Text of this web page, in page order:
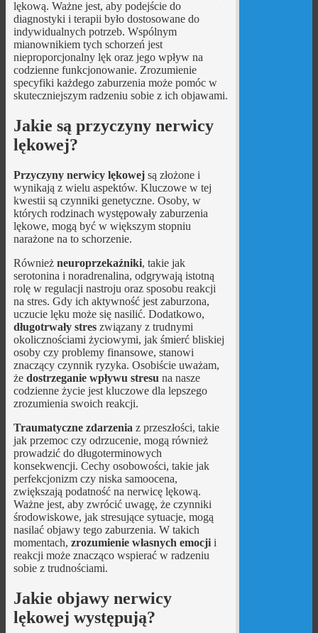
lękową. Ważne jest, aby podejście do
diagnostyki i terapii było dostosowane do
indywidualnych potrzeb. Wspólnym
mianownikiem tych schorzeń jest
nieproporcjonalny lęk oraz jego wpływ na
codzienne funkcjonowanie. Zrozumienie
specyfiki każdego zaburzenia może pomóc w
skuteczniejszym radzeniu sobie z ich objawami.
Jakie są przyczyny nerwicy
lękowej?
Przyczyny nerwicy lękowejsą złożone i
wynikają z wielu aspektów. Kluczowe w tej
kwestii są czynniki genetyczne. Osoby, w
których rodzinach występowały zaburzenia
lękowe, mogą być w większym stopniu
narażone na to schorzenie.
Również neuroprzekaźniki, takie jak
serotonina i noradrenalina, odgrywają istotną
rolę w regulacji nastroju oraz sposobu reakcji
na stres. Gdy ich aktywność jest zaburzona,
uczucie lęku może się nasilić. Dodatkowo,
długotrwały streszwiązany z trudnymi
okolicznościami życiowymi, jak śmierć bliskiej
osoby czy problemy finansowe, stanowi
znaczący czynnik ryzyka. Osobiście uważam,
że dostrzeganie wpływu stresu na nasze
codzienne życie jest kluczowe dla lepszego
zrozumienia swoich reakcji.
Traumatyczne zdarzenia z przeszłości, takie
jak przemoc czy odrzucenie, mogą również
prowadzić do długoterminowych
konsekwencji. Cechy osobowości, takie jak
perfekcjonizm czy niska samoocena,
zwiększają podatność na nerwicę lękową.
Ważne jest, aby zwrócić uwagę, że czynniki
środowiskowe, jak stresujące sytuacje, mogą
nasilać objawy tego zaburzenia. W takich
momentach, zrozumienie własnych emocjii
reakcji może znacząco wspierać w radzeniu
sobie z trudnościami.
Jakie objawy nerwicy
lękowej występują?